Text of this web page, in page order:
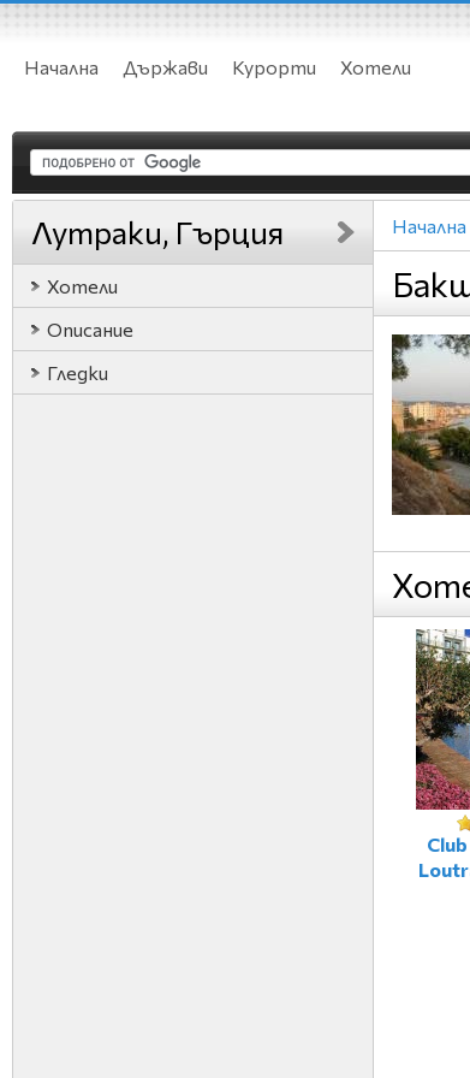
Начална Държави Курорти Хотели
Лутраки, Гърция
Хотели
Описание
Гледки
Начална